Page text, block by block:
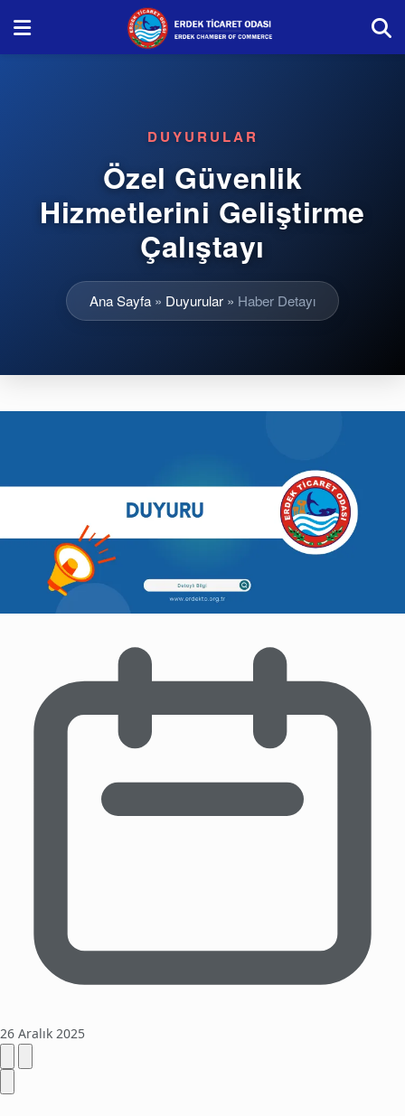
DUYURULAR
Özel Güvenlik
Hizmetlerini Geliştirme
Çalıştayı
Ana Sayfa » Duyurular » Haber Detayı
26 Aralık 2025